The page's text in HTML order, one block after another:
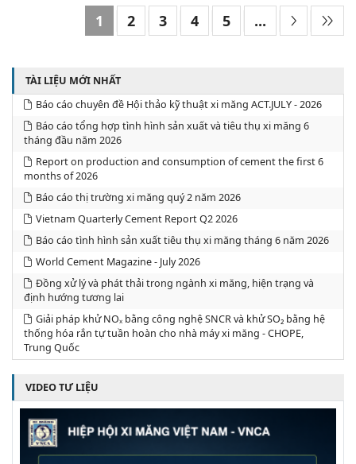
1 2 3 4 5 ...
TÀI LIỆU MỚI NHẤT
Báo cáo chuyên đề Hội thảo kỹ thuật xi măng ACT.JULY - 2026
Báo cáo tổng hợp tình hình sản xuất và tiêu thụ xi măng 6
tháng đầu năm 2026
Report on production and consumption of cement the first 6
months of 2026
Báo cáo thị trường xi măng quý 2 năm 2026
Vietnam Quarterly Cement Report Q2 2026
Báo cáo tình hình sản xuất tiêu thụ xi măng tháng 6 năm 2026
World Cement Magazine - July 2026
Đồng xử lý và phát thải trong ngành xi măng, hiện trạng và
định hướng tương lai
Giải pháp khử NOₓ bằng công nghệ SNCR và khử SO₂ bằng hệ
thống hóa rắn tự tuần hoàn cho nhà máy xi măng - CHOPE,
Trung Quốc
VIDEO TƯ LIỆU